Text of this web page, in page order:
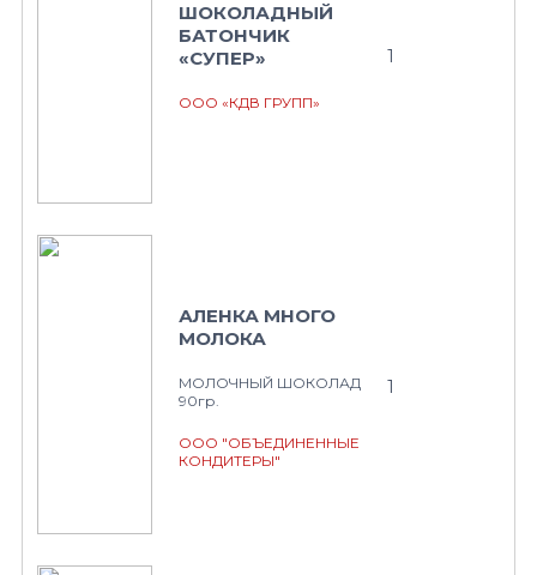
ШОКОЛАДНЫЙ
БАТОНЧИК
«СУПЕР»
ООО «КДВ ГРУПП»
1
АЛЕНКА МНОГО
МОЛОКА
МОЛОЧНЫЙ ШОКОЛАД
90гр.
ООО "ОБЪЕДИНЕННЫЕ
КОНДИТЕРЫ"
1